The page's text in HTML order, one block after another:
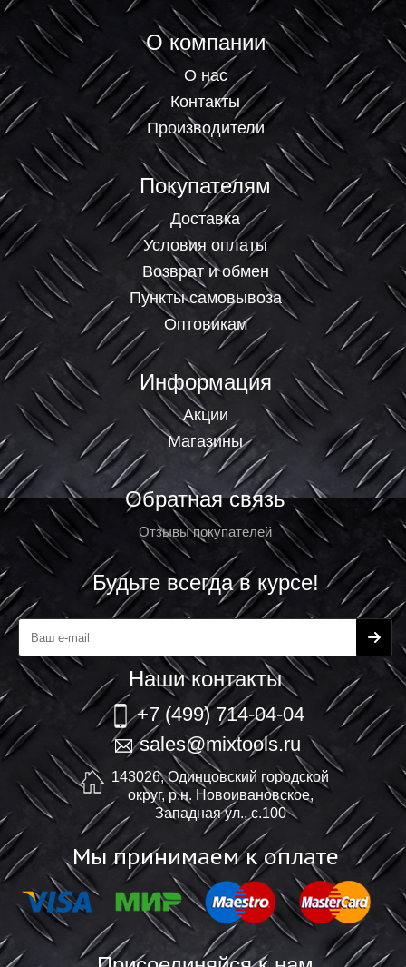
О компании
О нас
Контакты
Производители
Покупателям
Доставка
Условия оплаты
Возврат и обмен
Пункты самовывоза
Оптовикам
Информация
Акции
Магазины
Обратная связь
Отзывы покупателей
Будьте всегда в курсе!
Наши контакты
+7 (499) 714-04-04
sales@mixtools.ru
143026, Одинцовский городской
округ, р.н. Новоивановское,
Западная ул., с.100
Мы принимаем к оплате